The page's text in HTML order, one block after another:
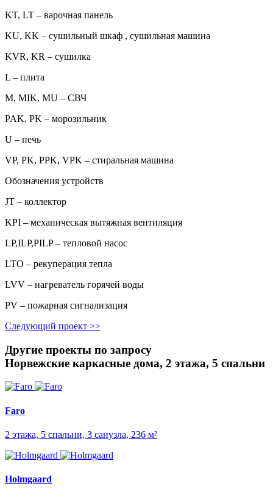
KT, LT – варочная панель
KU, KK – сушильный шкаф , сушильная машина
KVR, KR – сушилка
L – плита
M, MIK, MU – СВЧ
PAK, PK – морозильник
U – печь
VP, PK, PPK, VPK – стиральная машина
Обозначения устройств
JT – коллектор
KPI – механическая вытяжная вентиляция
LP,ILP,PILP – тепловой насос
LTO – рекуперация тепла
LVV – нагреватель горячей воды
PV – пожарная сигнализация
Следующий проект >>
Другие проекты по запросу
Норвежские каркасные дома, 2 этажа, 5 спальни
Faro
2 этажа, 5 спальни, 3 санузла, 236 м²
Holmgaard